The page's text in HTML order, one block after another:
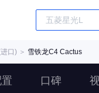
口) ＞ 雪铁龙C4 Cactus
口碑